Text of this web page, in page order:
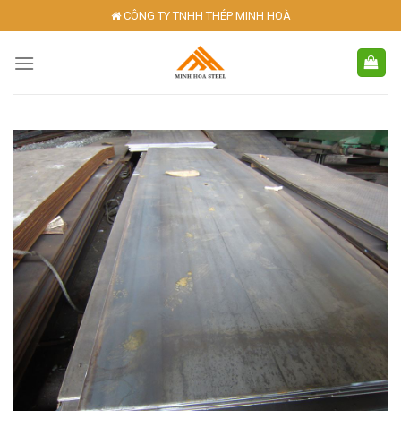
to
content
CÔNG TY TNHH THÉP MINH HOÀ